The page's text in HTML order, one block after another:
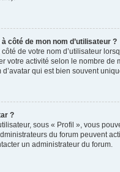
côté de mon nom d’utilisateur ?
de votre nom d’utilisateur
votre activité selon le nombre
qui est bien souvent
?
sous « Profil », vous
du forum peuvent
un administrateur du forum.